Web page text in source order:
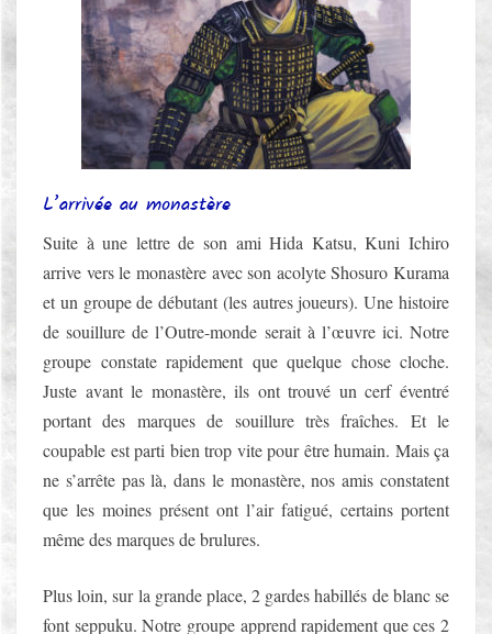
L’arrivée au monastère
Suite à une lettre de son ami Hida Katsu, Kuni Ichiro
arrive vers le monastère avec son acolyte Shosuro Kurama
et un groupe de débutant (les autres joueurs). Une histoire
de souillure de l’Outre-monde serait à l’œuvre ici. Notre
groupe constate rapidement que quelque chose cloche.
Juste avant le monastère, ils ont trouvé un cerf éventré
portant des marques de souillure très fraîches. Et le
coupable est parti bien trop vite pour être humain. Mais ça
ne s’arrête pas là, dans le monastère, nos amis constatent
que les moines présent ont l’air fatigué, certains portent
même des marques de brulures.
Plus loin, sur la grande place, 2 gardes habillés de blanc se
font seppuku. Notre groupe apprend rapidement que ces 2